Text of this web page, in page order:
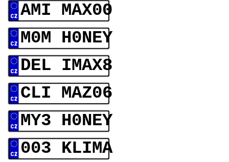
AMI MAX00
M0M H0NEY
DEL IMAX8
CLI MAZ06
MY3 H0NEY
003 KLIMA